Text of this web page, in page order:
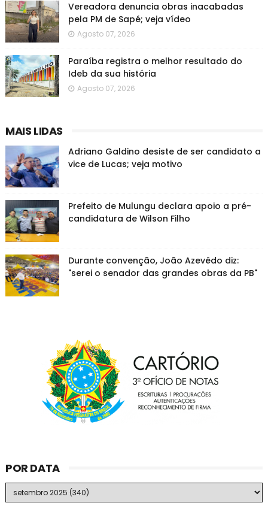
Vereadora denuncia obras inacabadas
pela PM de Sapé; veja vídeo
Agosto 07, 2026
Paraíba registra o melhor resultado do
Ideb da sua história
Agosto 07, 2026
MAIS LIDAS
Adriano Galdino desiste de ser candidato a
vice de Lucas; veja motivo
Prefeito de Mulungu declara apoio a pré-
candidatura de Wilson Filho
Durante convenção, João Azevêdo diz:
"serei o senador das grandes obras da PB"
POR DATA